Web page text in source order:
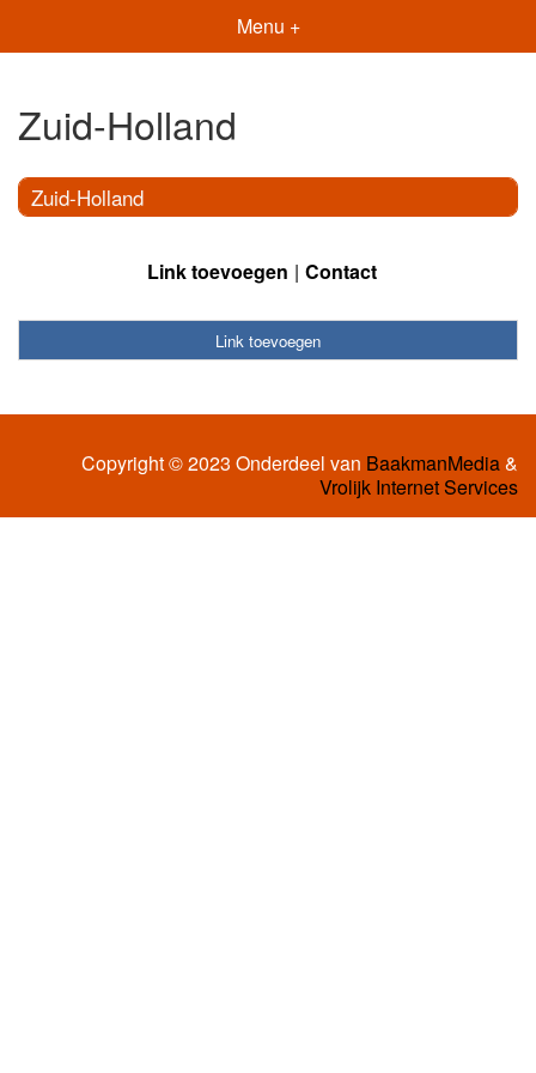
Menu +
Zuid-Holland
Zuid-Holland
Link toevoegen Contact
Link toevoegen
Copyright © 2023 Onderdeel van BaakmanMedia&
Vrolijk Internet Services